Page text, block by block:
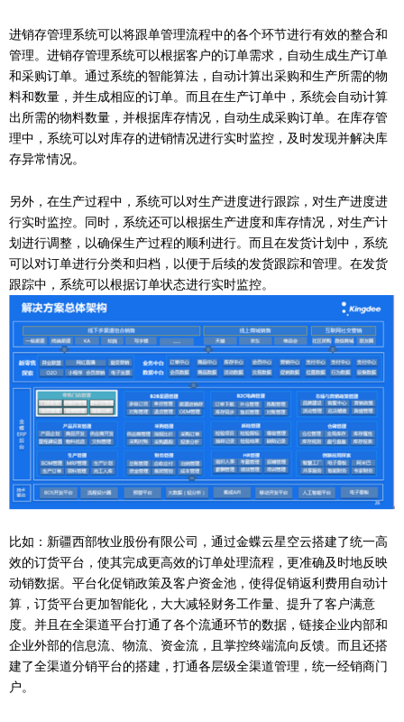
进销存管理系统可以将跟单管理流程中的各个环节进行有效的整合和
管理。进销存管理系统可以根据客户的订单需求，自动生成生产订单
和采购订单。通过系统的智能算法，自动计算出采购和生产所需的物
料和数量，并生成相应的订单。而且在生产订单中，系统会自动计算
出所需的物料数量，并根据库存情况，自动生成采购订单。在库存管
理中，系统可以对库存的进销情况进行实时监控，及时发现并解决库
存异常情况。
另外，在生产过程中，系统可以对生产进度进行跟踪，对生产进度进
行实时监控。同时，系统还可以根据生产进度和库存情况，对生产计
划进行调整，以确保生产过程的顺利进行。而且在发货计划中，系统
可以对订单进行分类和归档，以便于后续的发货跟踪和管理。在发货
跟踪中，系统可以根据订单状态进行实时监控。
比如：新疆西部牧业股份有限公司，通过金蝶云星空云搭建了统一高
效的订货平台，使其完成更高效的订单处理流程，更准确及时地反映
动销数据。平台化促销政策及客户资金池，使得促销返利费用自动计
算，订货平台更加智能化，大大减轻财务工作量、提升了客户满意
度。并且在全渠道平台打通了各个流通环节的数据，链接企业内部和
企业外部的信息流、物流、资金流，且掌控终端流向反馈。而且还搭
建了全渠道分销平台的搭建，打通各层级全渠道管理，统一经销商门
户。